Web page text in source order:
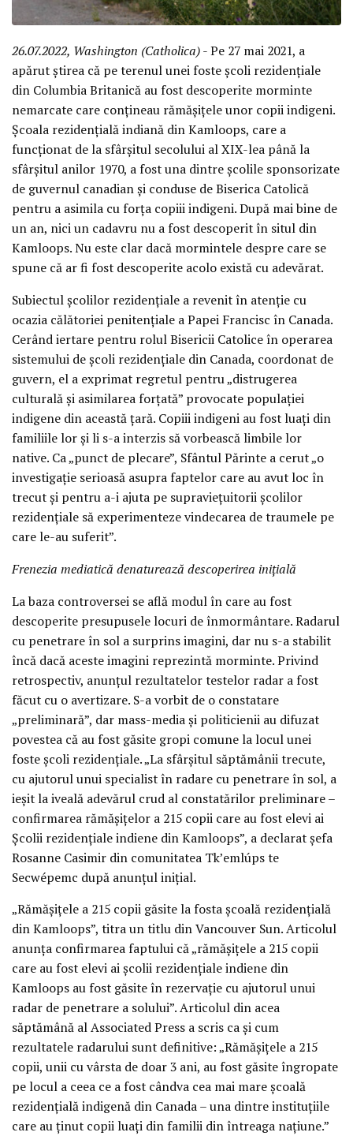
26.07.2022, Washington (Catholica)- Pe 27 mai 2021, a
apărut știrea că pe terenul unei foste școli rezidențiale
din Columbia Britanică au fost descoperite morminte
nemarcate care conțineau rămășițele unor copii indigeni.
Școala rezidențială indiană din Kamloops, care a
funcționat de la sfârșitul secolului al XIX-lea până la
sfârșitul anilor 1970, a fost una dintre școlile sponsorizate
de guvernul canadian și conduse de Biserica Catolică
pentru a asimila cu forța copiii indigeni. După mai bine de
un an, nici un cadavru nu a fost descoperit în situl din
Kamloops. Nu este clar dacă mormintele despre care se
spune că ar fi fost descoperite acolo există cu adevărat.
Subiectul școlilor rezidențiale a revenit în atenție cu
ocazia călătoriei penitențiale a Papei Francisc în Canada.
Cerând iertare pentru rolul Bisericii Catolice în operarea
sistemului de școli rezidențiale din Canada, coordonat de
guvern, el a exprimat regretul pentru „distrugerea
culturală și asimilarea forțată” provocate populației
indigene din această țară. Copiii indigeni au fost luați din
familiile lor și li s-a interzis să vorbească limbile lor
native. Ca „punct de plecare”, Sfântul Părinte a cerut „o
investigație serioasă asupra faptelor care au avut loc în
trecut și pentru a-i ajuta pe supraviețuitorii școlilor
rezidențiale să experimenteze vindecarea de traumele pe
care le-au suferit”.
Frenezia mediatică denaturează descoperirea inițială
La baza controversei se află modul în care au fost
descoperite presupusele locuri de înmormântare. Radarul
cu penetrare în sol a surprins imagini, dar nu s-a stabilit
încă dacă aceste imagini reprezintă morminte. Privind
retrospectiv, anunțul rezultatelor testelor radar a fost
făcut cu o avertizare. S-a vorbit de o constatare
„preliminară”, dar mass-media și politicienii au difuzat
povestea că au fost găsite gropi comune la locul unei
foste școli rezidențiale. „La sfârșitul săptămânii trecute,
cu ajutorul unui specialist în radare cu penetrare în sol, a
ieșit la iveală adevărul crud al constatărilor preliminare –
confirmarea rămășițelor a 215 copii care au fost elevi ai
Școlii rezidențiale indiene din Kamloops”, a declarat șefa
Rosanne Casimir din comunitatea Tk’emlúps te
Secwépemc după anunțul inițial.
„Rămășițele a 215 copii găsite la fosta școală rezidențială
din Kamloops”, titra un titlu din Vancouver Sun. Articolul
anunța confirmarea faptului că „rămășițele a 215 copii
care au fost elevi ai școlii rezidențiale indiene din
Kamloops au fost găsite în rezervație cu ajutorul unui
radar de penetrare a solului”. Articolul din acea
săptămână al Associated Press a scris ca și cum
rezultatele radarului sunt definitive: „Rămășițele a 215
copii, unii cu vârsta de doar 3 ani, au fost găsite îngropate
pe locul a ceea ce a fost cândva cea mai mare școală
rezidențială indigenă din Canada – una dintre instituțiile
care au ținut copii luați din familii din întreaga națiune.”